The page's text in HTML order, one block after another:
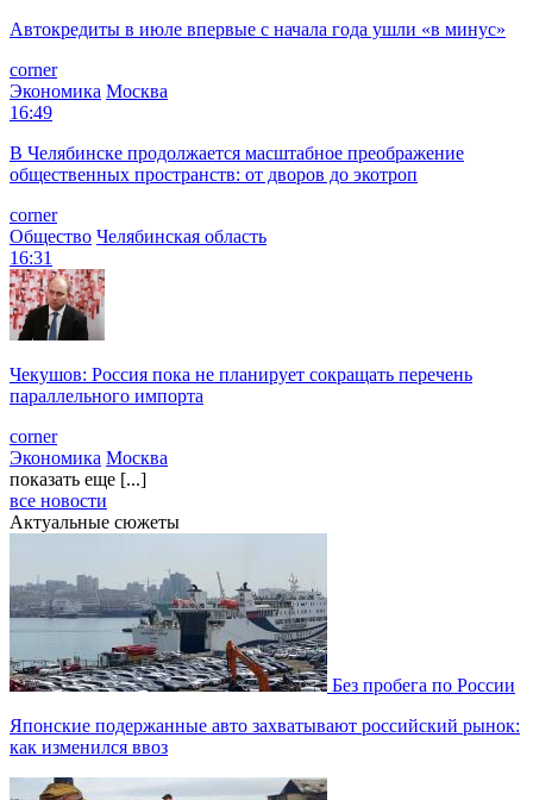
Автокредиты в июле впервые с начала года ушли «в минус»
corner
Экономика Москва
16:49
В Челябинске продолжается масштабное преображение
общественных пространств: от дворов до экотроп
corner
Общество Челябинская область
16:31
Чекушов: Россия пока не планирует сокращать перечень
параллельного импорта
corner
Экономика Москва
показать еще [...]
все новости
Актуальные сюжеты
Без пробега по России
Японские подержанные авто захватывают российский рынок:
как изменился ввоз